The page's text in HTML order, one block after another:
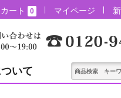
カート 0 マイページ
いて